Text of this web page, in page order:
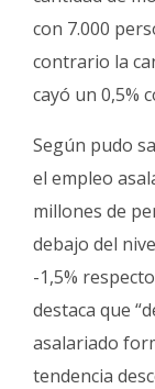
con 7.000
contrario la
cayó un 0,5%
Según pudo
el empleo
millones de
debajo del
-1,5%
destaca que
asalariado
tendencia